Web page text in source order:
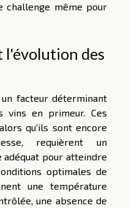
challenge même pour
l'évolution des
facteur déterminant
vins en primeur. Ces
qu'ils sont encore
requièrent un
adéquat pour atteindre
optimales de
une température
une absence de